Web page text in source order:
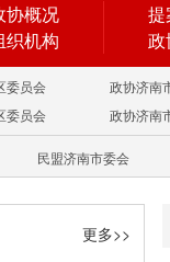
协概况
织机构
提
政
委员会 政协济南
委员会
政协济南
民盟济南市委会
更多>>